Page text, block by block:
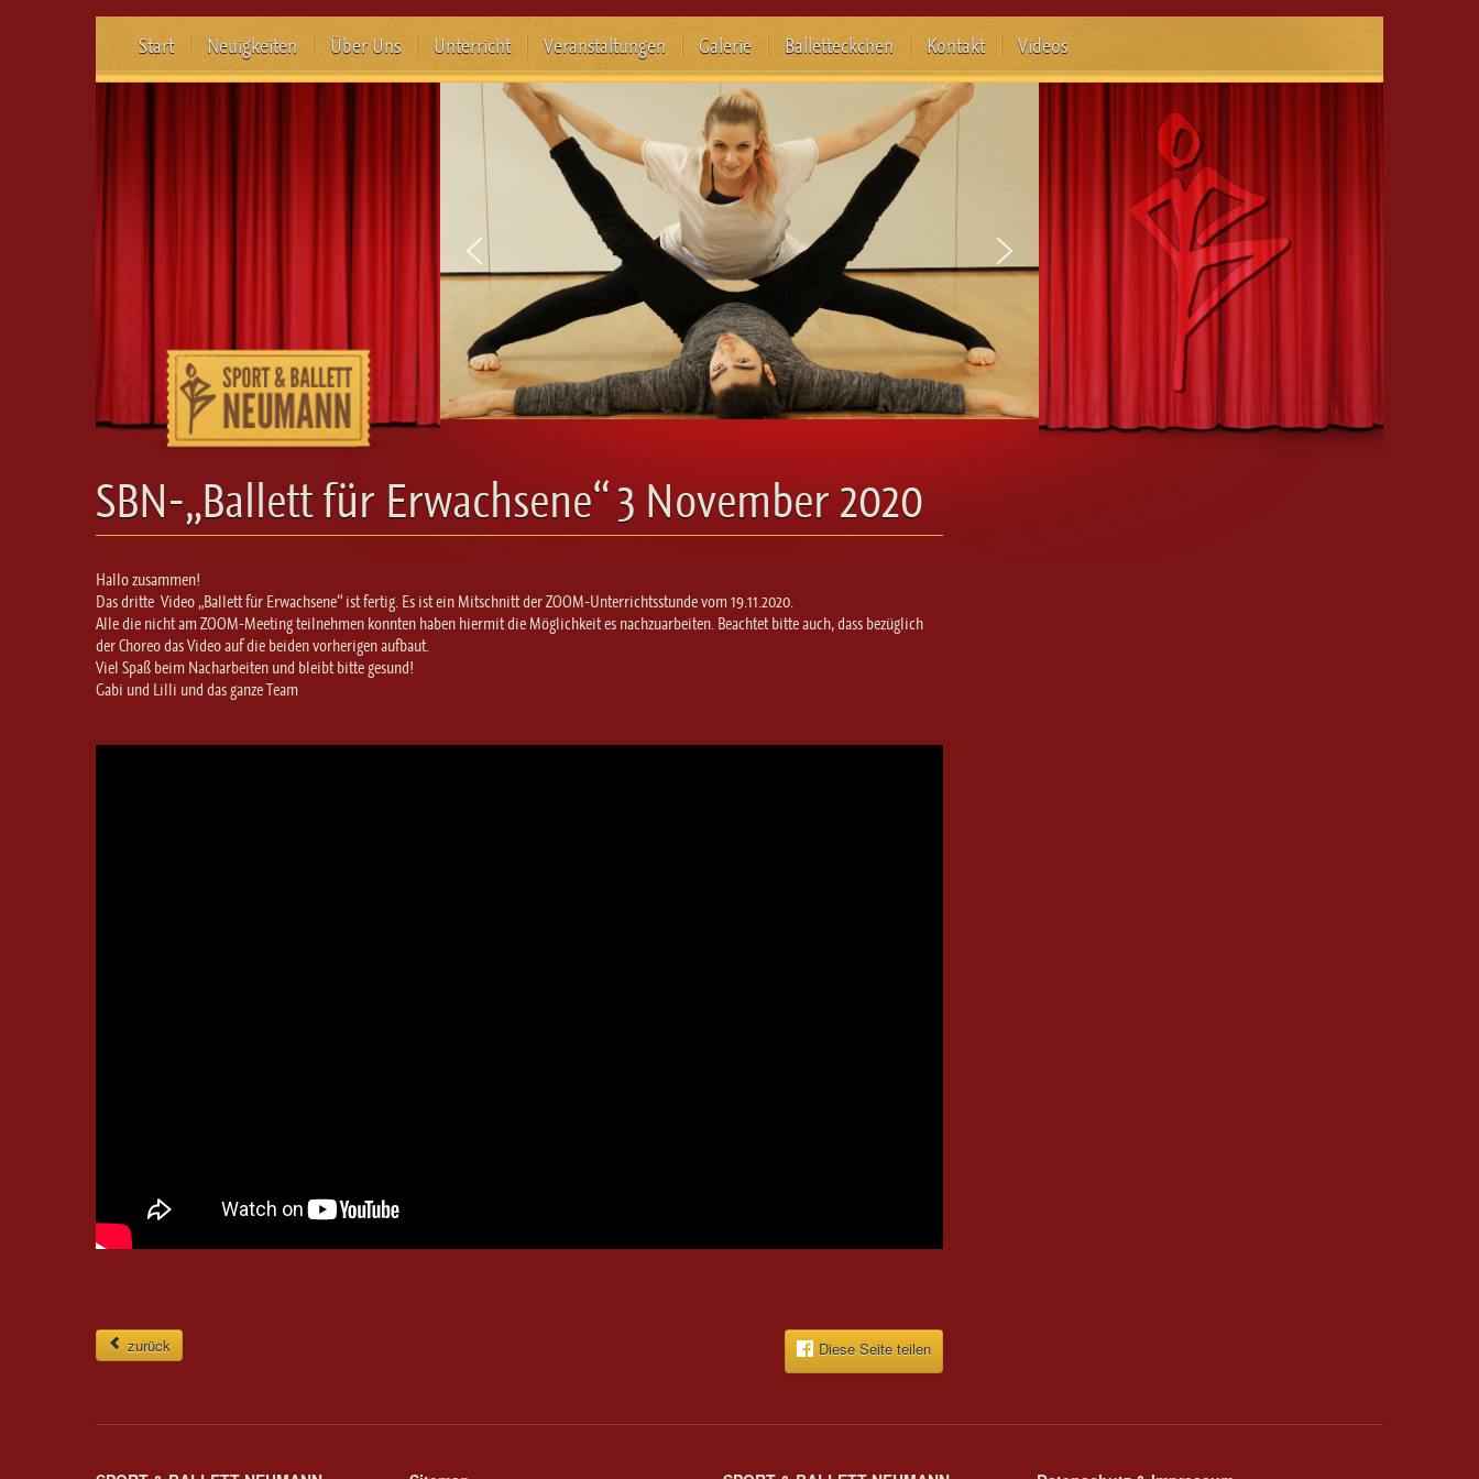
Start Neuigkeiten Über Uns Unterricht Veranstaltungen Galerie Balletteckchen Kontakt Videos
SBN-„Ballett für Erwachsene“ 3 November 2020
Hallo zusammen!
Das dritte Video „Ballett für Erwachsene“ ist fertig. Es ist ein Mitschnitt der ZOOM-Unterrichtsstunde vom 19.11.2020.
Alle die nicht am ZOOM-Meeting teilnehmen konnten haben hiermit die Möglichkeit es nachzuarbeiten. Beachtet bitte auch, dass bezüglich
der Choreo das Video auf die beiden vorherigen aufbaut.
Viel Spaß beim Nacharbeiten und bleibt bitte gesund!
Gabi und Lilli und das ganze Team
zurück Diese Seite teilen